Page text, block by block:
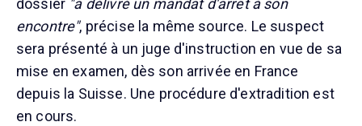
dossier "a délivré un mandat d'arrêt à son
encontre", précise la même source. Le suspect
sera présenté à un juge d'instruction en vue de sa
mise en examen, dès son arrivée en France
depuis la Suisse. Une procédure d'extradition est
en cours.